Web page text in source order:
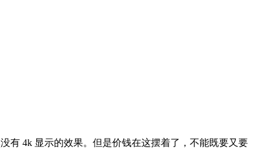
有 4k 显示的效果。但是价钱在这摆着了，不能既要又要